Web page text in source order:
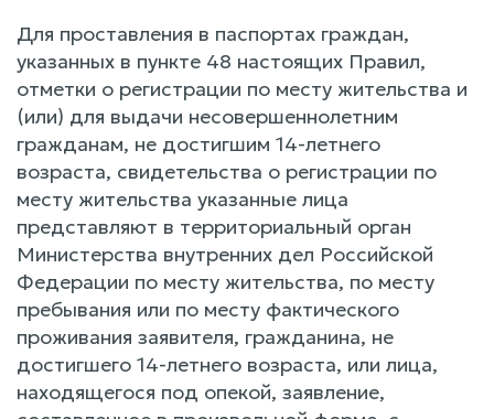
Для проставления в паспортах граждан,
указанных в пункте 48 настоящих Правил,
отметки о регистрации по месту жительства и
(или) для выдачи несовершеннолетним
гражданам, не достигшим 14-летнего
возраста, свидетельства о регистрации по
месту жительства указанные лица
представляют в территориальный орган
Министерства внутренних дел Российской
Федерации по месту жительства, по месту
пребывания или по месту фактического
проживания заявителя, гражданина, не
достигшего 14-летнего возраста, или лица,
находящегося под опекой, заявление,